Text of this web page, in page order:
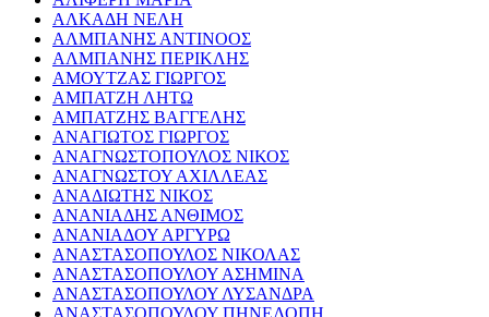
ΑΛΚΑΔΗ ΝΕΛΗ
ΑΛΜΠΑΝΗΣ ΑΝΤΙΝΟΟΣ
ΑΛΜΠΑΝΗΣ ΠΕΡΙΚΛΗΣ
ΑΜΟΥΤΖΑΣ ΓΙΩΡΓΟΣ
ΑΜΠΑΤΖΗ ΛΗΤΩ
ΑΜΠΑΤΖΗΣ ΒΑΓΓΕΛΗΣ
ΑΝΑΓΙΩΤΟΣ ΓΙΩΡΓΟΣ
ΑΝΑΓΝΩΣΤΟΠΟΥΛΟΣ ΝΙΚΟΣ
ΑΝΑΓΝΩΣΤΟΥ ΑΧΙΛΛΕΑΣ
ΑΝΑΔΙΩΤΗΣ ΝΙΚΟΣ
ΑΝΑΝΙΑΔΗΣ ΑΝΘΙΜΟΣ
ΑΝΑΝΙΑΔΟΥ ΑΡΓΥΡΩ
ΑΝΑΣΤΑΣΟΠΟΥΛΟΣ ΝΙΚΟΛΑΣ
ΑΝΑΣΤΑΣΟΠΟΥΛΟΥ ΑΣΗΜΙΝΑ
ΑΝΑΣΤΑΣΟΠΟΥΛΟΥ ΛΥΣΑΝΔΡΑ
ΑΝΑΣΤΑΣΟΠΟΥΛΟΥ ΠΗΝΕΛΟΠΗ